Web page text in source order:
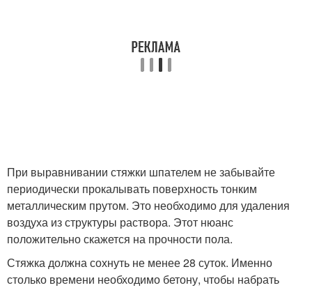
При выравнивании стяжки шпателем не забывайте
периодически прокалывать поверхность тонким
металлическим прутом. Это необходимо для удаления
воздуха из структуры раствора. Этот нюанс
положительно скажется на прочности пола.
Стяжка должна сохнуть не менее 28 суток. Именно
столько времени необходимо бетону, чтобы набрать